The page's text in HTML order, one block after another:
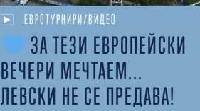
ЕВРОТУРНИРИ/ВИДЕО
ЗА ТЕЗИ ЕВРОПЕЙСКИ
ВЕЧЕРИ МЕЧТАЕМ...
ЛЕВСКИ НЕ СЕ ПРЕДАВА!